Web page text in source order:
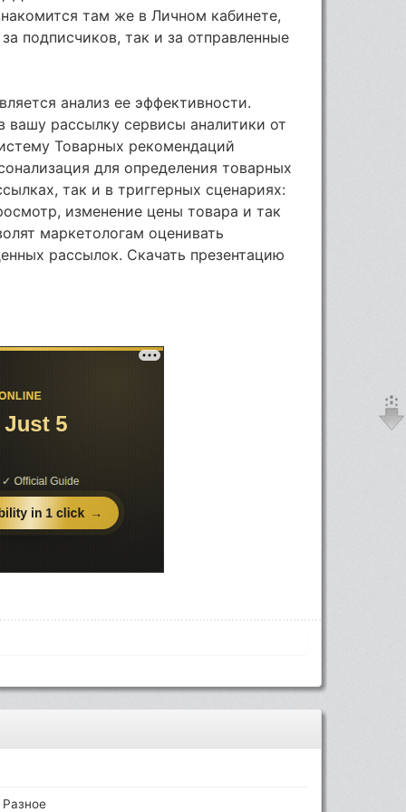
там же в Личном кабинете,
подписчиков, так и за отправленные
анализ ее эффективности.
вашу рассылку сервисы аналитики от
Товарных рекомендаций
для определения товарных
так и в триггерных сценариях:
изменение цены товара и так
маркетологам оценивать
рассылок. Скачать презентацию
Разное